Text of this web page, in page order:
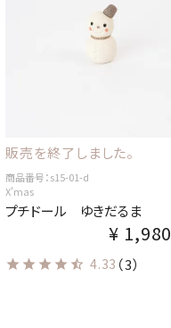
販売を終了しました。
商品番号：s15-01-d
X'mas
プチドール ゆきだるま
¥ 1,980
4.33 （3）